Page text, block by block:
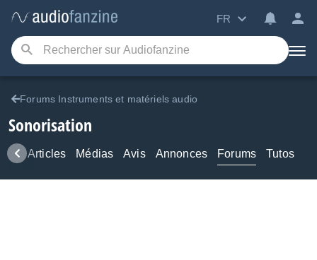
FR
Forums Instruments et matériels audio
Sonorisation
Articles Médias Avis Annonces Forums Tutos